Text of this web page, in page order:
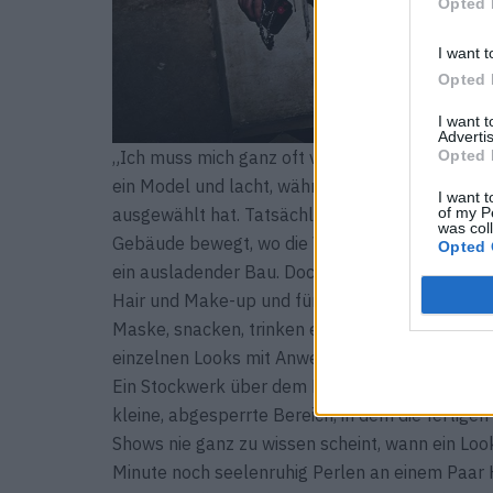
I want
Opted
I want
Opted
I want
of my
was
Opted
„Ich muss mich ganz oft vor fremden
ein Model und lacht, während sie in einen von
ausgewählt hat. Tatsächlich sind Scham und
Gebäude bewegt, wo die Vorbereitungen für
ein ausladender Bau. Doch so weitläufig die
Hair und Make-up und fürs Fitting. Eine gute
Maske, snacken, trinken eine Cola und
einzelnen Looks mit Anweisungen, welche
Ein Stockwerk über dem Raum, der überquillt
kleine, abgesperrte Bereich, in dem die
Shows nie ganz zu wissen scheint, wann ein
Minute noch seelenruhig Perlen an einem